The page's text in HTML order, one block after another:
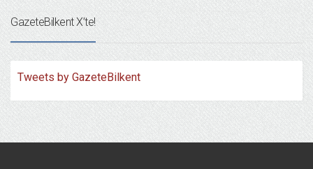
GazeteBilkent X’te!
Tweets by GazeteBilkent